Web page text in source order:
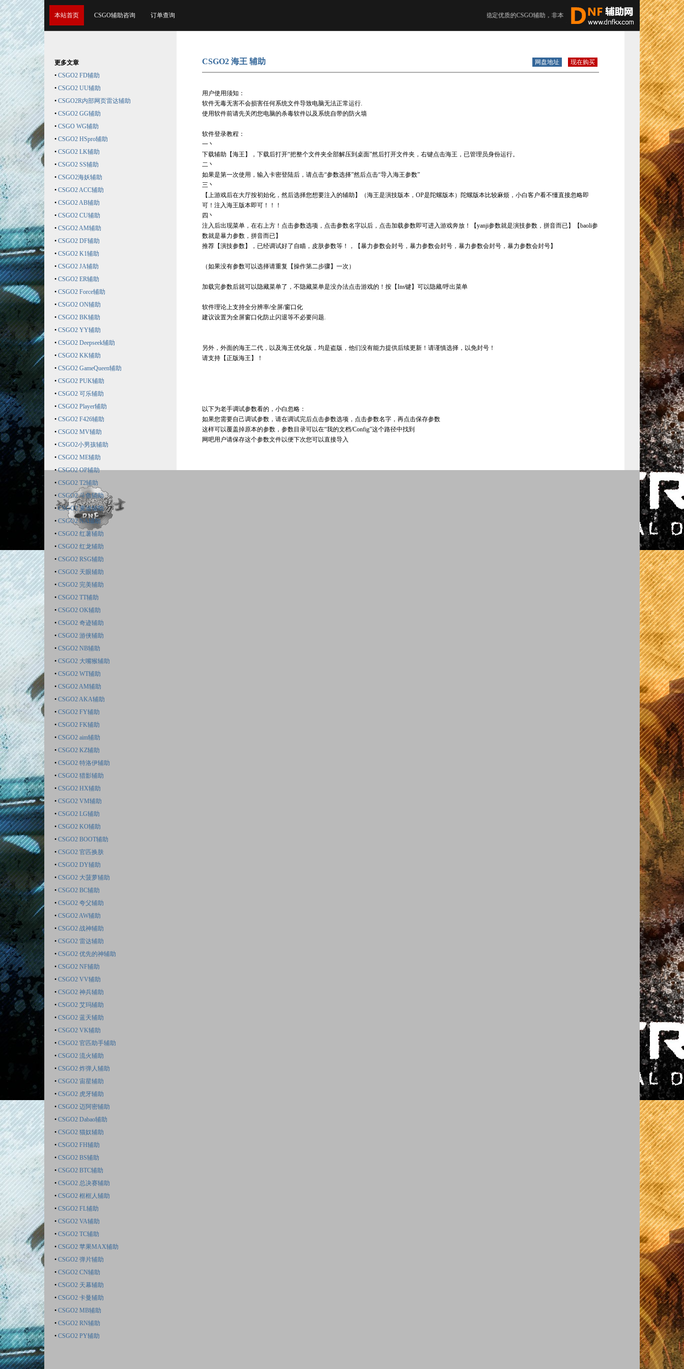
本站首页 CSGO辅助咨询 订单查询 本站只提供稳定优质的CSGO辅助，非本站购买的CSGO5E辅助不提供帮助
更多文章
• CSGO2 FD辅助
• CSGO2 UU辅助
• CSGO2R内部网页雷达辅助
• CSGO2 GG辅助
• CSGO WG辅助
• CSGO2 HSpro辅助
• CSGO2 LK辅助
• CSGO2 SS辅助
• CSGO2海妖辅助
• CSGO2 ACC辅助
• CSGO2 AB辅助
• CSGO2 CU辅助
• CSGO2 AM辅助
• CSGO2 DF辅助
• CSGO2 K1辅助
• CSGO2 JA辅助
• CSGO2 ER辅助
• CSGO2 Force辅助
• CSGO2 ON辅助
• CSGO2 BK辅助
• CSGO2 YY辅助
• CSGO2 Deepseek辅助
• CSGO2 KK辅助
• CSGO2 GameQueen辅助
• CSGO2 PUK辅助
• CSGO2 可乐辅助
• CSGO2 Player辅助
• CSGO2 F426辅助
• CSGO2 MV辅助
• CSGO2小男孩辅助
• CSGO2 ME辅助
•CSGO2 OP辅助
• CSGO2 T2辅助
• CSGO2 斗鱼辅助
•CSGO2 麦迪辅助
• CSGO2 NA辅助
• CSGO2 红薯辅助
• CSGO2 红龙辅助
• CSGO2 RSG辅助
• CSGO2 天眼辅助
• CSGO2 完美辅助
• CSGO2 TT辅助
• CSGO2 OK辅助
• CSGO2 奇迹辅助
• CSGO2 游侠辅助
• CSGO2 NB辅助
• CSGO2 大嘴猴辅助
• CSGO2 WT辅助
• CSGO2 AM辅助
• CSGO2 AKA辅助
• CSGO2 FY辅助
• CSGO2 FK辅助
• CSGO2 aim辅助
• CSGO2 KZ辅助
• CSGO2 特洛伊辅助
• CSGO2 猎影辅助
• CSGO2 HX辅助
• CSGO2 VM辅助
• CSGO2 LG辅助
• CSGO2 KO辅助
• CSGO2 BOOT辅助
• CSGO2 官匹换肤
• CSGO2 DY辅助
• CSGO2 大菠萝辅助
• CSGO2 BC辅助
• CSGO2 夸父辅助
• CSGO2 AW辅助
• CSGO2 战神辅助
• CSGO2 雷达辅助
• CSGO2 优先的神辅助
• CSGO2 NF辅助
• CSGO2 VV辅助
• CSGO2 神兵辅助
• CSGO2 艾玛辅助
• CSGO2 蓝天辅助
• CSGO2 VK辅助
• CSGO2 官匹助手辅助
• CSGO2 流火辅助
• CSGO2 炸弹人辅助
• CSGO2 宙星辅助
• CSGO2 虎牙辅助
• CSGO2 迈阿密辅助
• CSGO2 Dabao辅助
• CSGO2 猫奴辅助
• CSGO2 FH辅助
• CSGO2 BS辅助
• CSGO2 BTC辅助
• CSGO2 总决赛辅助
• CSGO2 框框人辅助
• CSGO2 FL辅助
• CSGO2 VA辅助
• CSGO2 TC辅助
• CSGO2 苹果MAX辅助
• CSGO2 弹片辅助
• CSGO2 CN辅助
• CSGO2 天幕辅助
• CSGO2 卡曼辅助
• CSGO2 MB辅助
• CSGO2 RN辅助
• CSGO2 PY辅助
CSGO2 海王 辅助 网盘地址 现在购买
用户使用须知：
软件无毒无害不会损害任何系统文件导致电脑无法正常运行.
使用软件前请先关闭您电脑的杀毒软件以及系统自带的防火墙
软件登录教程：
一丶
下载辅助【海王】，下载后打开“把整个文件夹全部解压到桌面”然后打开文件夹，右键点击海王，已管理员身份运行。
二丶
如果是第一次使用，输入卡密登陆后，请点击“参数选择”然后点击“导入海王参数”
三丶
【上游戏后在大厅按初始化，然后选择您想要注入的辅助】（海王是演技版本，OP是陀螺版本）陀螺版本比较麻烦，小白客户看不懂直接忽略即
可！注入海王版本即可！！！
四丶
注入后出现菜单，在右上方！点击参数选项，点击参数名字以后，点击加载参数即可进入游戏奔放！【yanji参数就是演技参数，拼音而已】【baoli参
数就是暴力参数，拼音而已】
推荐【演技参数】，已经调试好了自瞄，皮肤参数等！，【暴力参数会封号，暴力参数会封号，暴力参数会封号，暴力参数会封号】
（如果没有参数可以选择请重复【操作第二步骤】一次）
加载完参数后就可以隐藏菜单了，不隐藏菜单是没办法点击游戏的！按【Ins键】可以隐藏/呼出菜单
软件理论上支持全分辨率/全屏/窗口化
建议设置为全屏窗口化防止闪退等不必要问题.
另外，外面的海王二代，以及海王优化版，均是盗版，他们没有能力提供后续更新！请谨慎选择，以免封号！
请支持【正版海王】！
以下为老手调试参数看的，小白忽略：
如果您需要自己调试参数，请在调试完后点击参数选项，点击参数名字，再点击保存参数
这样可以覆盖掉原本的参数，参数目录可以在“我的文档/Config”这个路径中找到
网吧用户请保存这个参数文件以便下次您可以直接导入